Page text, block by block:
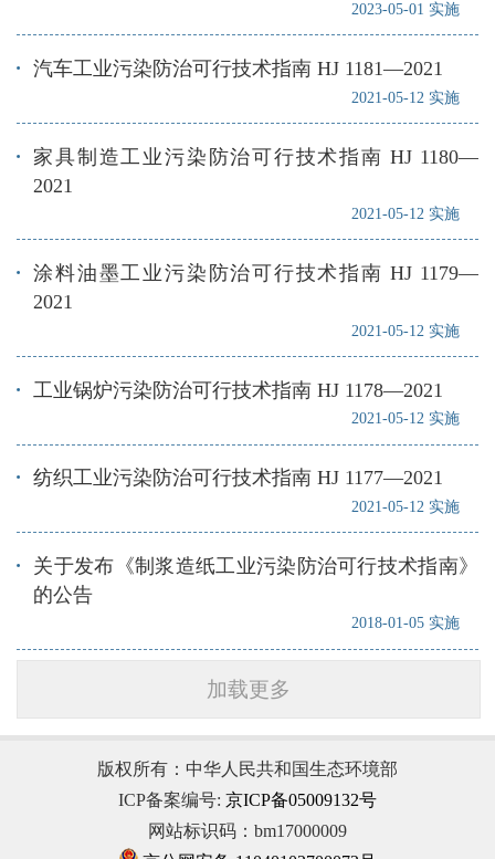
2023-05-01 实施
汽车工业污染防治可行技术指南 HJ 1181—2021
2021-05-12 实施
家具制造工业污染防治可行技术指南 HJ 1180—
2021
2021-05-12 实施
涂料油墨工业污染防治可行技术指南 HJ 1179—
2021
2021-05-12 实施
工业锅炉污染防治可行技术指南 HJ 1178—2021
2021-05-12 实施
纺织工业污染防治可行技术指南 HJ 1177—2021
2021-05-12 实施
关于发布《制浆造纸工业污染防治可行技术指南》
的公告
2018-01-05 实施
加载更多
版权所有：中华人民共和国生态环境部
ICP备案编号: 京ICP备05009132号
网站标识码：bm17000009